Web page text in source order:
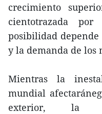
crecimiento
cientotrazada
posibilidad
y la demanda de los
Mientras la
mundial
exterior, la